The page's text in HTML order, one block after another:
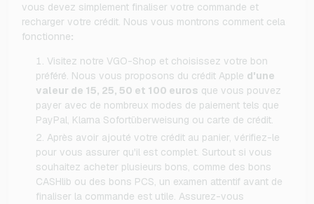
vous devez simplement finaliser votre commande et
recharger votre crédit. Nous vous montrons comment cela
fonctionne:
Visitez notre VGO-Shop et choisissez votre bon
préféré. Nous vous proposons du crédit Apple d'une
valeur de 15, 25, 50 et 100 euros que vous pouvez
payer avec de nombreux modes de paiement tels que
PayPal, Klarna Sofortüberweisung ou carte de crédit.
Après avoir ajouté votre crédit au panier, vérifiez-le
pour vous assurer qu'il est complet. Surtout si vous
souhaitez acheter plusieurs bons, comme des bons
CASHlib ou des bons PCS, un examen attentif avant de
finaliser la commande est utile. Assurez-vous